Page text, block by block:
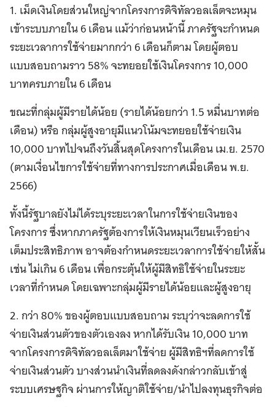
1. เม็ดเงินโดยส่วนใหญ่จากโครงการดิจิทัลวอลเล็ตจะหมุน
เข้าระบบภายใน 6 เดือน แม้ว่าก่อนหน้านี้ ภาครัฐจะกำหนด
ระยะเวลาการใช้จ่ายมากกว่า 6 เดือนก็ตาม โดยผู้ตอบ
แบบสอบถามราว 58% จะทยอยใช้เงินโครงการ 10,000
บาทครบภายใน 6 เดือน
ขณะที่กลุ่มผู้มีรายได้น้อย (รายได้น้อยกว่า 1.5 หมื่นบาทต่อ
เดือน) หรือ กลุ่มผู้สูงอายุมีแนวโน้มจะทยอยใช้จ่ายเงิน
10,000 บาทไปจนถึงวันสิ้นสุดโครงการในเดือน เม.ย. 2570
(ตามเงื่อนไขการใช้จ่ายที่ทางการประกาศเมื่อเดือน พ.ย.
2566)
ทั้งนี้รัฐบาลยังไม่ได้ระบุระยะเวลาในการใช้จ่ายเงินของ
โครงการ ซึ่งหากภาครัฐต้องการให้เงินหมุนเวียนเร็วอย่าง
เต็มประสิทธิภาพ อาจต้องกำหนดระยะเวลาการใช้จ่ายให้สั้น
เช่น ไม่เกิน 6 เดือน เพื่อกระตุ้นให้ผู้มีสิทธิใช้จ่ายในระยะ
เวลาที่กำหนด โดยเฉพาะกลุ่มผู้มีรายได้น้อยและผู้สูงอายุ
2. กว่า 80% ของผู้ตอบแบบสอบถาม ระบุว่าจะลดการใช้
จ่ายเงินส่วนตัวของตัวเองลง หากได้รับเงิน 10,000 บาท
จากโครงการดิจิทัลวอลเล็ตมาใช้จ่าย ผู้มีสิทธิฯที่ลดการใช้
จ่ายเงินส่วนตัว บางส่วนนำเงินที่ลดลงดังกล่าวกลับเข้าสู่
ระบบเศรษฐกิจ ผ่านการให้ญาติใช้จ่าย/นำไปลงทุนธุรกิจต่อ